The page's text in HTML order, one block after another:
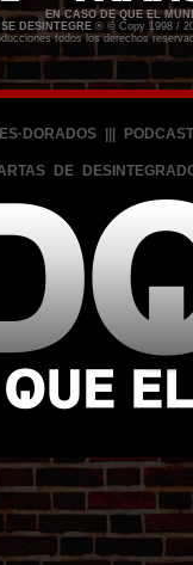
EN CASO DE QUE EL
SE DESINTEGRE ® © Copy 1998 /
todos los derechos
PODCAST
DE